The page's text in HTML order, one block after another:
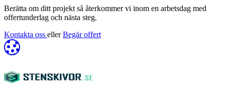
Berätta om ditt projekt så återkommer vi inom en arbetsdag med
offertunderlag och nästa steg.
Kontakta oss eller Begär offert